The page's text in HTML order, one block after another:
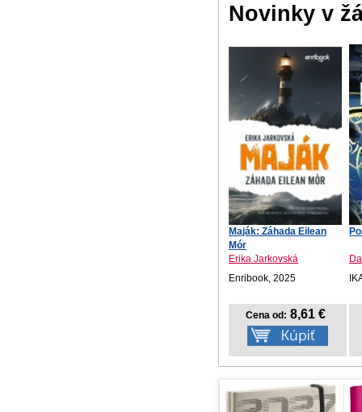
Novinky v
Maják: Záhada Eilean
Mór
Erika Jarkovská
Enribook, 2025
Cena od: 8,61 €